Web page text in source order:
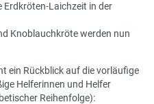
Erdkröten-Laichzeit in der
Knoblauchkröte werden nun
ein Rückblick auf die vorläufige
Helferinnen und Helfer
Reihenfolge):